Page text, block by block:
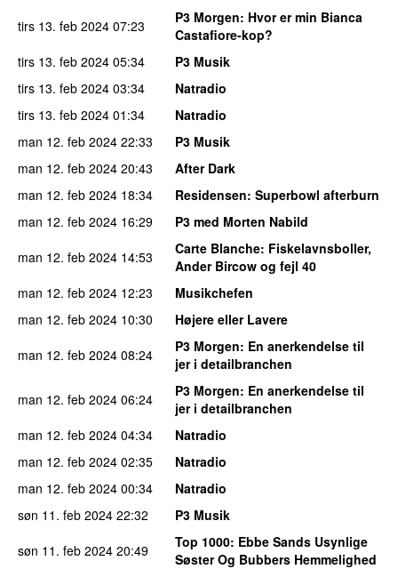
tirs 13. feb 2024 07:23 P3 Morgen: Hvor er min Bianca
Castafiore-kop?
tirs 13. feb 2024 05:34
P3 Musik
tirs 13. feb 2024 03:34
Natradio
tirs 13. feb 2024 01:34
Natradio
man 12. feb 2024 22:33
P3 Musik
man 12. feb 2024 20:43
After Dark
man 12. feb 2024 18:34 Residensen: Superbowl afterburn
man 12. feb 2024 16:29
P3 med Morten Nabild
man 12. feb 2024 14:53 Carte Blanche: Fiskelavnsboller,
Ander Bircow og fejl 40
man 12. feb 2024 12:23
Musikchefen
man 12. feb 2024 10:30
Højere eller Lavere
man 12. feb 2024 08:24 P3 Morgen: En anerkendelse til
jer i detailbranchen
man 12. feb 2024 06:24 P3 Morgen: En anerkendelse til
jer i detailbranchen
man 12. feb 2024 04:34
Natradio
man 12. feb 2024 02:35
Natradio
man 12. feb 2024 00:34
Natradio
søn 11. feb 2024 22:32
P3 Musik
søn 11. feb 2024 20:49 Top 1000: Ebbe Sands Usynlige
Søster Og Bubbers Hemmelighed